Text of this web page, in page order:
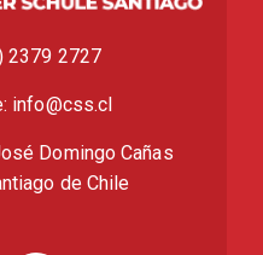
2379 2727
info@css.cl
Domingo Cañas
de Chile